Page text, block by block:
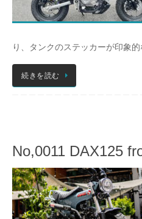
り、タンクのステッカーが印象
続きを読む
No,0011 DAX125